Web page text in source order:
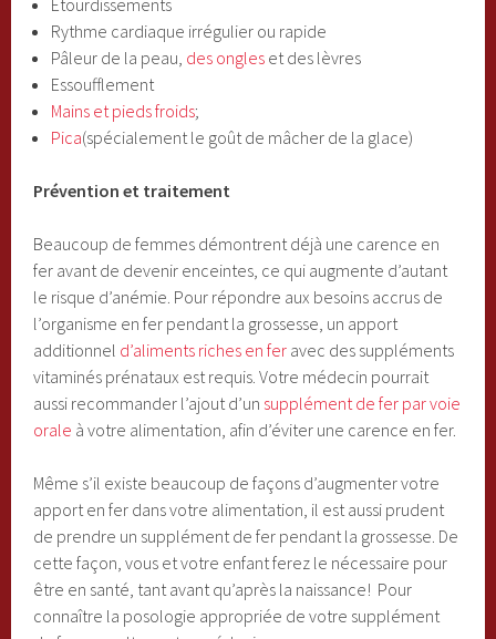
Étourdissements
Rythme cardiaque irrégulier ou rapide
Pâleur de la peau, des ongles et des lèvres
Essoufflement
Mains et pieds froids;
Pica(spécialement le goût de mâcher de la glace)
Prévention et traitement
Beaucoup de femmes démontrent déjà une carence en
fer avant de devenir enceintes, ce qui augmente d’autant
le risque d’anémie. Pour répondre aux besoins accrus de
l’organisme en fer pendant la grossesse, un apport
additionnel d’aliments riches en fer avec des suppléments
vitaminés prénataux est requis. Votre médecin pourrait
aussi recommander l’ajout d’un supplément de fer par voie
orale à votre alimentation, afin d’éviter une carence en fer.
Même s’il existe beaucoup de façons d’augmenter votre
apport en fer dans votre alimentation, il est aussi prudent
de prendre un supplément de fer pendant la grossesse. De
cette façon, vous et votre enfant ferez le nécessaire pour
être en santé, tant avant qu’après la naissance! Pour
connaître la posologie appropriée de votre supplément